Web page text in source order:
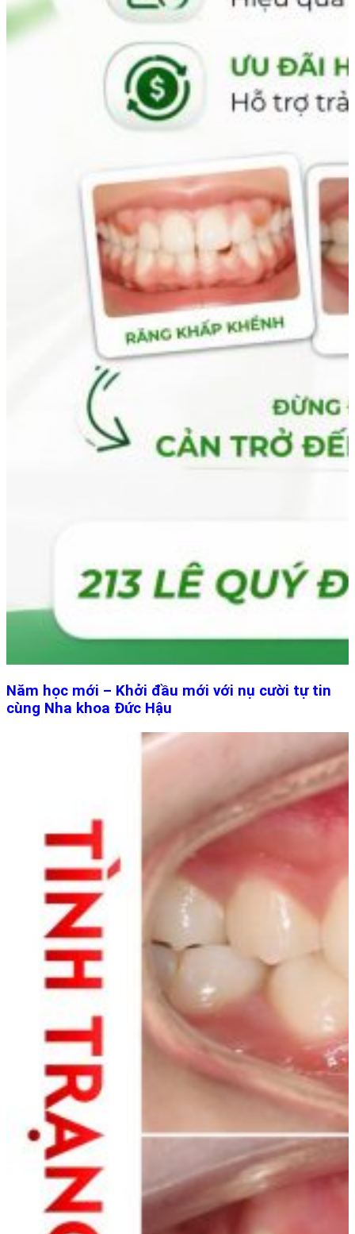
Năm học mới – Khởi đầu mới với nụ cười tự tin
cùng Nha khoa Đức Hậu